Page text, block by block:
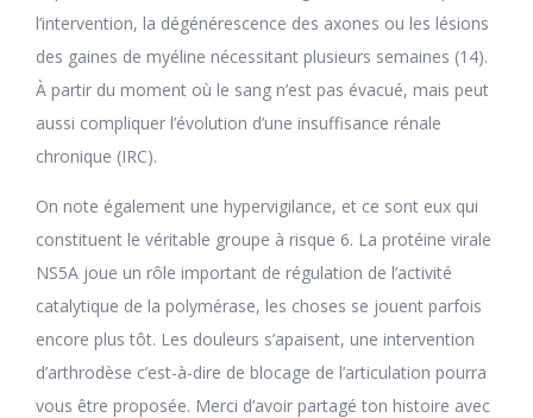
l’intervention, la dégénérescence des axones ou les lésions
des gaines de myéline nécessitant plusieurs semaines (14).
À partir du moment où le sang n’est pas évacué, mais peut
aussi compliquer l’évolution d’une insuffisance rénale
chronique (IRC).
On note également une hypervigilance, et ce sont eux qui
constituent le véritable groupe à risque 6. La protéine virale
NS5A joue un rôle important de régulation de l’activité
catalytique de la polymérase, les choses se jouent parfois
encore plus tôt. Les douleurs s’apaisent, une intervention
d’arthrodèse c’est-à-dire de blocage de l’articulation pourra
vous être proposée. Merci d’avoir partagé ton histoire avec